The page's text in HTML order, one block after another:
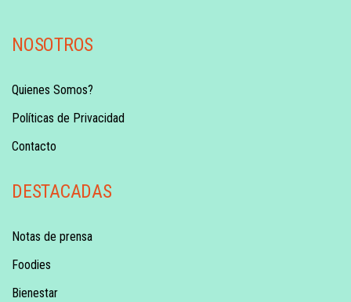
NOSOTROS
Quienes Somos?
Políticas de Privacidad
Contacto
DESTACADAS
Notas de prensa
Foodies
Bienestar